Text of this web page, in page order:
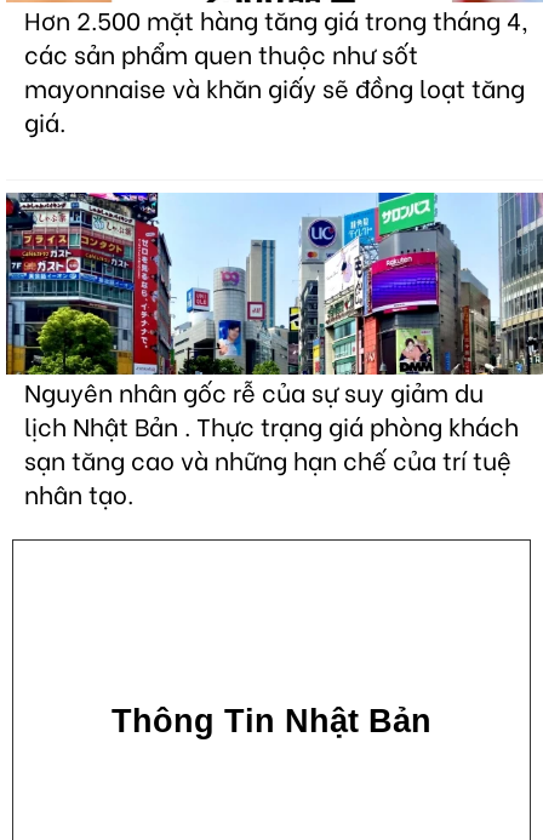
Hơn 2.500 mặt hàng tăng giá trong tháng 4,
các sản phẩm quen thuộc như sốt
mayonnaise và khăn giấy sẽ đồng loạt tăng
giá.
Nguyên nhân gốc rễ của sự suy giảm du
lịch Nhật Bản . Thực trạng giá phòng khách
sạn tăng cao và những hạn chế của trí tuệ
nhân tạo.
Thông Tin Nhật Bản